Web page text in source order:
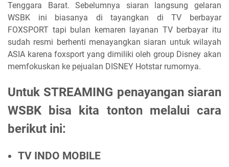
Tenggara Barat. Sebelumnya siaran langsung gelaran
WSBK ini biasanya di tayangkan di TV berbayar
FOXSPORT tapi bulan kemaren layanan TV berbayar itu
sudah resmi berhenti menayangkan siaran untuk wilayah
ASIA karena foxsport yang dimiliki oleh group Disney akan
memfokuskan ke pejualan DISNEY Hotstar rumornya.
Untuk STREAMING penayangan siaran
WSBK bisa kita tonton melalui cara
berikut ini:
TV INDO MOBILE